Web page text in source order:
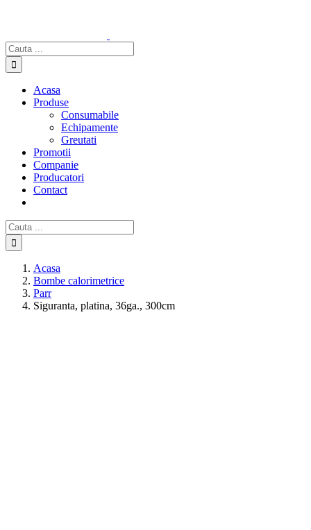
Cautare...
Acasa
Produse
Consumabile
Echipamente
Greutati
Promotii
Companie
Producatori
Contact
Cautare...
Acasa
Bombe calorimetrice
Parr
Siguranta, platina, 36ga., 300cm